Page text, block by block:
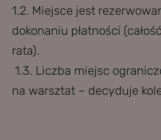
1.2. Miejsce jest
dokonaniu płatności
rata).
1.3. Liczba miejsc
na warsztat – decyduje